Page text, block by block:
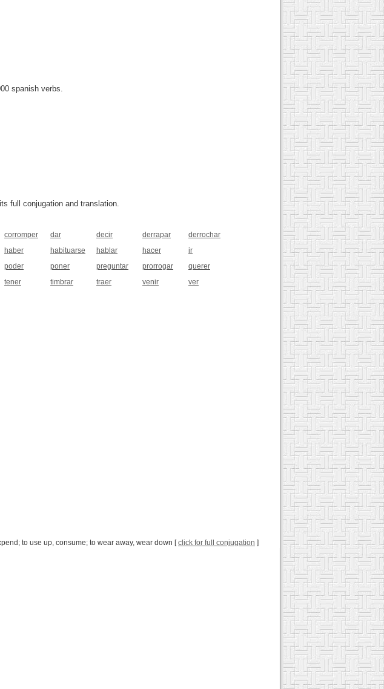
spanish verbs.
full conjugation and translation.
corromper dar decir derrapar
derrochar
haber habituarse hablar hacer
ir
poder poner preguntar prorrogar
querer
tener timbrar traer venir
ver
to use up, consume; to wear away, wear down [click for full conjugation ]